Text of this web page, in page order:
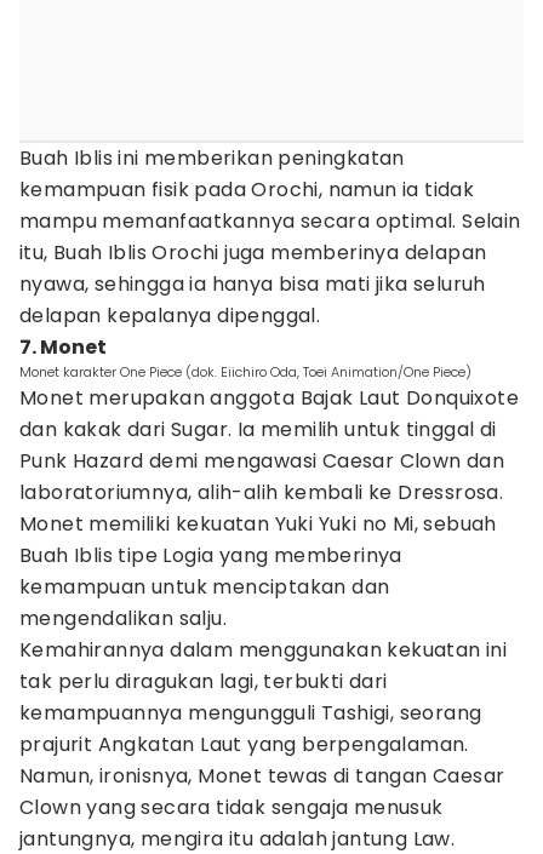
Buah Iblis ini memberikan peningkatan
kemampuan fisik pada Orochi, namun ia tidak
mampu memanfaatkannya secara optimal. Selain
itu, Buah Iblis Orochi juga memberinya delapan
nyawa, sehingga ia hanya bisa mati jika seluruh
delapan kepalanya dipenggal.
7. Monet
Monet karakter One Piece (dok. Eiichiro Oda, Toei Animation/One Piece)
Monet merupakan anggota Bajak Laut Donquixote
dan kakak dari Sugar. Ia memilih untuk tinggal di
Punk Hazard demi mengawasi Caesar Clown dan
laboratoriumnya, alih-alih kembali ke Dressrosa.
Monet memiliki kekuatan Yuki Yuki no Mi, sebuah
Buah Iblis tipe Logia yang memberinya
kemampuan untuk menciptakan dan
mengendalikan salju.
Kemahirannya dalam menggunakan kekuatan ini
tak perlu diragukan lagi, terbukti dari
kemampuannya mengungguli Tashigi, seorang
prajurit Angkatan Laut yang berpengalaman.
Namun, ironisnya, Monet tewas di tangan Caesar
Clown yang secara tidak sengaja menusuk
jantungnya, mengira itu adalah jantung Law.